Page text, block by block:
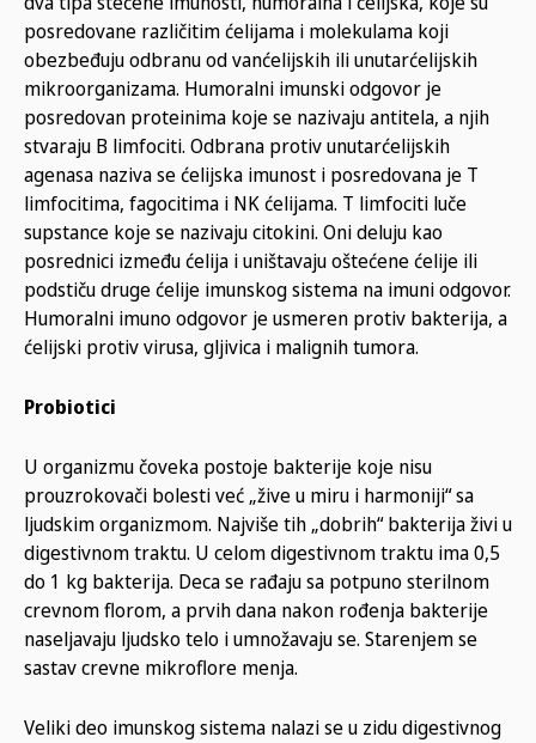
posredovane različitim ćelijama i molekulama koji
obezbeđuju odbranu od vanćelijskih ili unutarćelijskih
mikroorganizama. Humoralni imunski odgovor je
posredovan proteinima koje se nazivaju antitela, a njih
stvaraju B limfociti. Odbrana protiv unutarćelijskih
agenasa naziva se ćelijska imunost i posredovana je T
limfocitima, fagocitima i NK ćelijama. T limfociti luče
supstance koje se nazivaju citokini. Oni deluju kao
posrednici između ćelija i uništavaju oštećene ćelije ili
podstiču druge ćelije imunskog sistema na imuni odgovor.
Humoralni imuno odgovor je usmeren protiv bakterija, a
ćelijski protiv virusa, gljivica i malignih tumora.
Probiotici
U organizmu čoveka postoje bakterije koje nisu
prouzrokovači bolesti već „žive u miru i harmoniji“ sa
ljudskim organizmom. Najviše tih „dobrih“ bakterija živi u
digestivnom traktu. U celom digestivnom traktu ima 0,5
do 1 kg bakterija. Deca se rađaju sa potpuno sterilnom
crevnom florom, a prvih dana nakon rođenja bakterije
naseljavaju ljudsko telo i umnožavaju se. Starenjem se
sastav crevne mikroflore menja.
Veliki deo imunskog sistema nalazi se u zidu digestivnog